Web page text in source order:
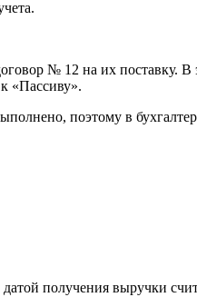
№ 12 на их поставку. В
«Пассиву».
поэтому в
получения выручки